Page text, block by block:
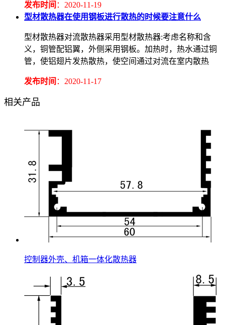
发布时间 ：2020-11-19
型材散热器在使用钢板进行散热的时候要注意什么
型材散热器对流散热器采用型材散热器:考虑名称和含
义，铜管配铝翼，外侧采用钢板。加热时，热水通过铜
管，使铝翅片发热散热，使空间通过对流在室内散热
发布时间 ：2020-11-17
相关产品
控制器外壳、机箱一体化散热器